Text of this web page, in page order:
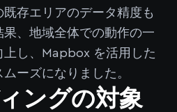
存エリアのデータ精度も
、地域全体での動作の一
上し、Mapbox を活用した
ーズになりました。
ングの対象